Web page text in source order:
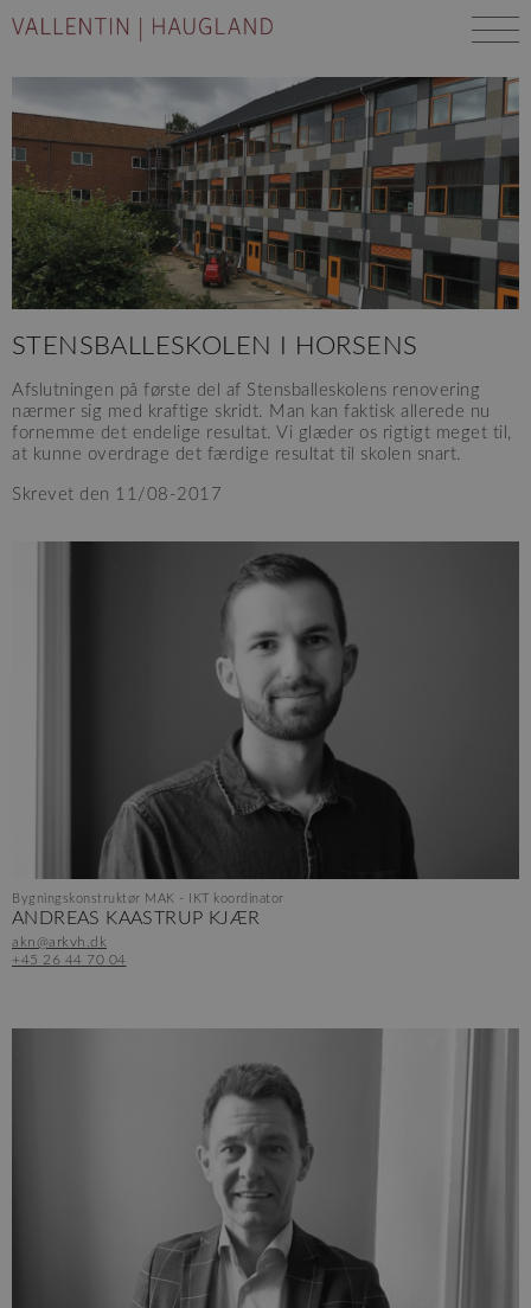
STENSBALLESKOLEN I HORSENS
Afslutningen på første del af Stensballeskolens renovering
nærmer sig med kraftige skridt. Man kan faktisk allerede nu
fornemme det endelige resultat. Vi glæder os rigtigt meget til,
at kunne overdrage det færdige resultat til skolen snart.
Skrevet den 11/08-2017
Bygningskonstruktør MAK - IKT koordinator
ANDREAS KAASTRUP KJÆR
akn@arkvh.dk
+45 26 44 70 04